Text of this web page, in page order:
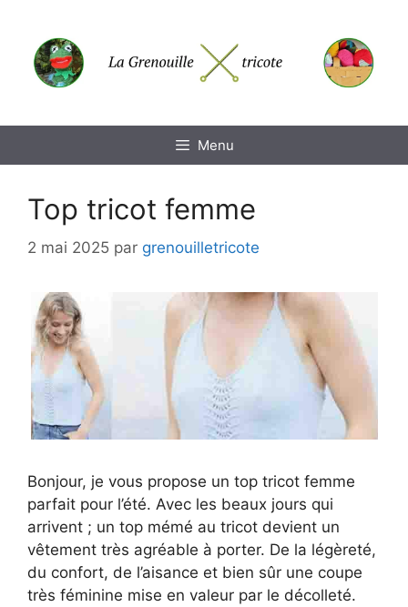
contenu
Menu
Top tricot femme
2 mai 2025 par grenouilletricote
Bonjour, je vous propose un top tricot femme
parfait pour l’été. Avec les beaux jours qui
arrivent ; un top mémé au tricot devient un
vêtement très agréable à porter. De la légèreté,
du confort, de l’aisance et bien sûr une coupe
très féminine mise en valeur par le décolleté.